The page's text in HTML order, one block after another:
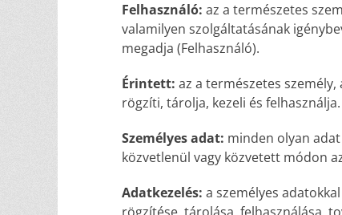
Felhasználó: az a természetes
valamilyen szolgáltatásának
megadja (Felhasználó).
Érintett: az a természetes
rögzíti, tárolja, kezeli és felhasználja.
Személyes adat: minden olyan
közvetlenül vagy közvetett módon
Adatkezelés: a személyes